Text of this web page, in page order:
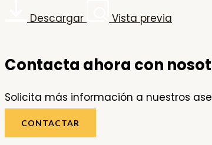
Descargar
Vista previa
Contacta ahora con
Solicita más información a nuestros
CONTACTAR